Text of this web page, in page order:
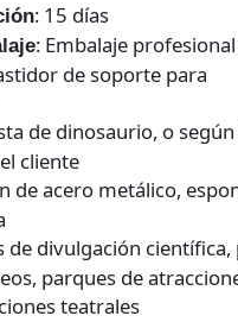
: 15 días
: Embalaje
de soporte para
de dinosaurio, o según
cliente
de acero metálico,
de divulgación científica,
parques de
teatrales